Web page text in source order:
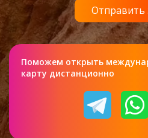
Поможем открыть
карту дистанционно